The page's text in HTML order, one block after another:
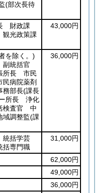
(部次長待
財政課
光政策課
43,000円
を除く。)
副統括官
所長 市民
病院薬剤
務部長(課長
所長 浄化
検査官 中
調整監(課
36,000円
括学芸
専門職
31,000円
62,000円
49,000円
36,000円